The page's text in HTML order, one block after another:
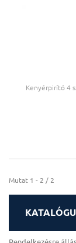
Kenyérpirító 4
Mutat 1 - 2 / 2